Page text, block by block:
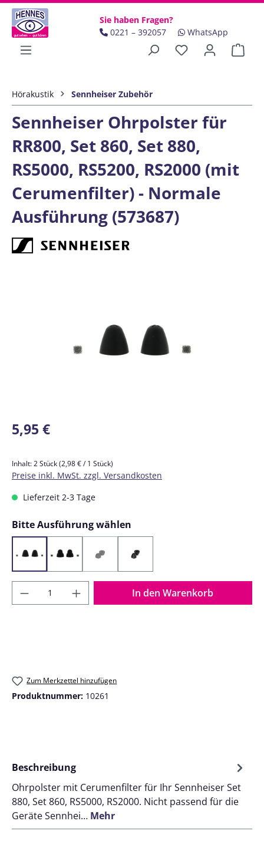
Zum Hauptinhalt springen
Sie haben Fragen?
0221 – 392057
WhatsApp
Hörakustik Sennheiser Zubehör
Sennheiser Ohrpolster für
RR800, Set 860, Set 880,
RS5000, RS5200, RS2000 (mit
Cerumenfilter) - Normale
Ausführung (573687)
Regulärer Preis:
5,95 €
Inhalt:2 Stück(2,98 € / 1 Stück)
Preise inkl. MwSt. zzgl. Versandkosten
Lieferzeit 2-3 Tage
Bitte Ausführung wählen
Normale Ausführung (573687)
Schmale Ausführung (573685)
Open Foam Ear Tip (700094)
(Diese Option ist zurzeit nicht verfügbar.)
Kleine Ausführung (700095)
Produkt Anzahl: Gib den gewünschten
In den Warenkorb
Zum Merkzettel hinzufügen
Produktnummer: 10261
Beschreibung
Ohrpolster mit Cerumenfilter für Ihr Sennheiser Set
880, Set 860, RS5000, RS2000. Nicht passend für die
Geräte Sennhei… Mehr